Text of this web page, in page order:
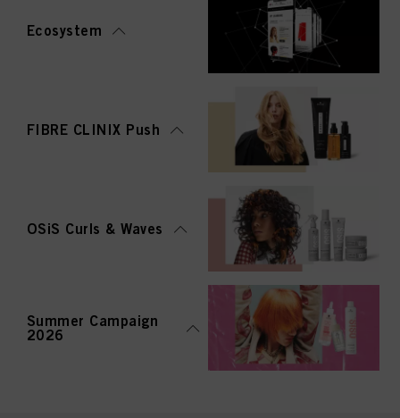
Ecosystem
FIBRE CLINIX Push
OSiS Curls & Waves
Summer Campaign
2026